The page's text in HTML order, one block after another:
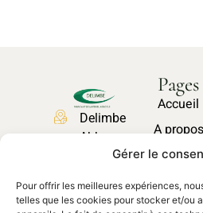
Gérer le
Pour offrir les meilleures expériences,
telles que les cookies pour stocker et/ou
Delimbe
Abbaye
27340,
Pages
Accueil
A propos
Nos
Pièces
détachées